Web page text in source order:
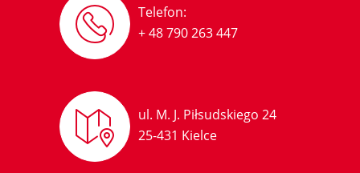
Telefon:
+ 48 790 263 447
ul. M. J. Piłsudskiego 24
25-431 Kielce